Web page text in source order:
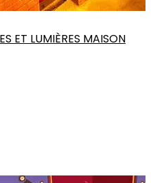
ET LUMIÈRES MAISON